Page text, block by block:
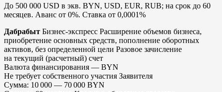
До 500 000 USD в экв. BYN, USD, EUR, RUB; на срок до 60
месяцев. Аванс от 0%. Ставка от 0,0001%
Дабрабыт Бизнес-экспресс Расширение объемов бизнеса,
приобретение основных средств, пополнение оборотных
активов, без определенной цели Разовое зачисление
на текущий (расчетный) счет
Валюта финансирования — BYN
Не требует собственного участия Заявителя
Сумма: 10 000 — 70 000 BYN